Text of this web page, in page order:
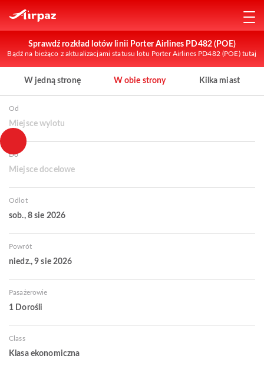
Sprawdź rozkład lotów linii Porter Airlines PD482 (POE)
Bądź na bieżąco z aktualizacjami statusu lotu Porter Airlines PD482 (POE) tutaj
W jedną stronę W obie strony Kilka miast
Od
Miejsce wylotu
Do
Miejsce docelowe
Odlot
sob., 8 sie 2026
Powrót
niedz., 9 sie 2026
Pasażerowie
1 Dorośli
Class
Klasa ekonomiczna